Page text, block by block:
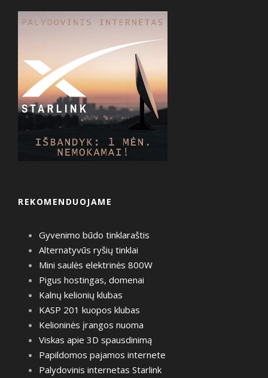
REKOMENDUOJAME
Gyvenimo būdo tinklaraštis
Alternatyvūs ryšių tinklai
Mini saulės elektrinės 800W
Pigus hostingas, domenai
Kalnų kelionių klubas
KASP 201 kuopos klubas
Kelioninės įrangos nuoma
Viskas apie 3D spausdinimą
Papildomos pajamos internete
Palydovinis internetas Starlink